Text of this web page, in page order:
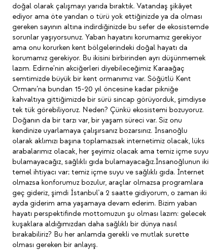
doğal olarak çalışmayı yarıda bıraktık. Vatandaş şikâyet
ediyor ama öte yandan o türü yok ettiğinizde ya da olması
gereken sayının altına indirdiğinizde bu sefer de ekosistemde
sorunlar yaşıyorsunuz. Yaban hayatını korumamız gerekiyor
ama onu korurken kent bölgelerindeki doğal hayatı da
korumamız gerekiyor. Bu ikisini birbirinden ayrı düşünmemek
lazım. Edirne'nin akciğerleri diyebileceğimiz Karaağaç
semtimizde büyük bir kent ormanımız var. Söğütlü Kent
Ormanı’na bundan 15-20 yıl öncesine kadar pikniğe
kahvaltıya gittiğimizde bir sürü sincap görüyorduk, şimdiyse
tek tük görebiliyoruz. Neden? Çünkü ekosistemi bozuyoruz.
Doğanın da bir tarzı var, bir yaşam süreci var. Siz onu
kendinize uyarlamaya çalışırsanız bozarsınız. İnsanoğlu
olarak aklımızı başına toplamazsak internetimiz olacak, lüks
arabalarımız olacak, her şeyimiz olacak ama temiz içme suyu
bulamayacağız, sağlıklı gıda bulamayacağız.İnsanoğlunun iki
temel ihtiyacı var; temiz içme suyu ve sağlıklı gıda. İnternet
olmazsa konforumuz bozulur, araçlar olmazsa programlara
geç gideriz, şimdi İstanbul'a 2 saatte gidiyorum, o zaman iki
ayda giderim ama yaşamaya devam ederim. Bizim yaban
hayatı perspektifinde mottomuzun şu olması lazım: gelecek
kuşaklara aldığımızdan daha sağlıklı bir dünya nasıl
bırakabiliriz? Bu her anlamda gerekli ve mutlak surette
olması gereken bir anlayış.